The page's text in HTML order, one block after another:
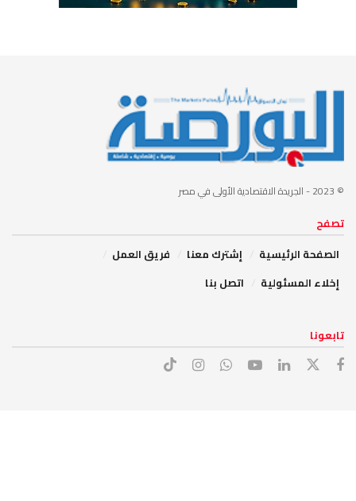
© 2023 - الجريدة الاقتصادية الأولى في مصر
تصفح
الصفحة الرئيسية
إشترك معنا
فريق العمل
إخلاء المسئولية
اتصل بنا
تابعونا